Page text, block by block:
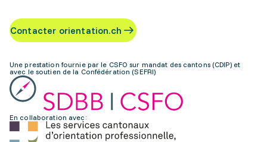
Contacter orientation.ch
Une prestation fournie par le CSFO sur mandat des cantons (CDIP) et
avec le soutien de la Confédération (SEFRI)
En collaboration avec: